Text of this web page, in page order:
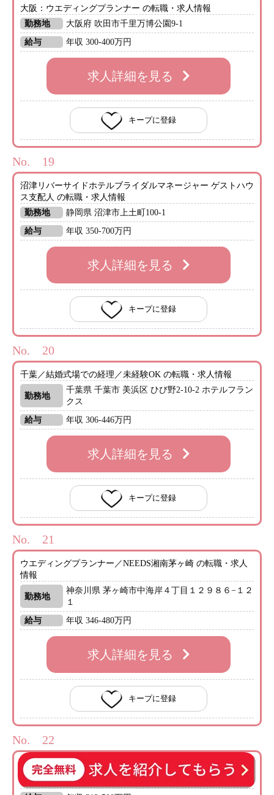
大阪：ウエディングプランナー の転職・求人情報
勤務地
大阪府 吹田市千里万博公園9-1
給与
年収 300-400万円
求人詳細を見る
キープに登録
No.
沼津リバーサイドホテルブライダルマネージャー ゲストハウ
ス支配人 の転職・求人情報
勤務地
静岡県 沼津市上土町100-1
給与
年収 350-700万円
求人詳細を見る
キープに登録
No.
千葉／結婚式場での経理／未経験OK の転職・求人情報
勤務地
千葉県 千葉市 美浜区 ひび野2-10-2 ホテルフラン
クス
給与
年収 306-446万円
求人詳細を見る
キープに登録
No.
ウエディングプランナー／NEEDS湘南茅ヶ崎 の転職・求人
情報
勤務地
神奈川県 茅ヶ崎市中海岸４丁目１２９８６−１２
１
給与
年収 346-480万円
求人詳細を見る
キープに登録
No.
ウェディングプランナー の転職・求人情報
勤務地
長野県 長野市上松3-7-27